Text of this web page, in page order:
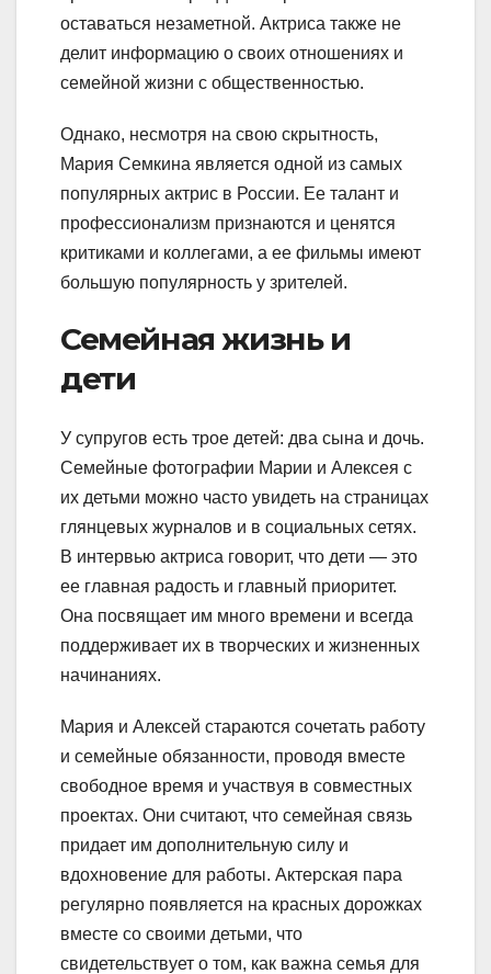
оставаться незаметной. Актриса также не
делит информацию о своих отношениях и
семейной жизни с общественностью.
Однако, несмотря на свою скрытность,
Мария Семкина является одной из самых
популярных актрис в России. Ее талант и
профессионализм признаются и ценятся
критиками и коллегами, а ее фильмы имеют
большую популярность у зрителей.
Семейная жизнь и
дети
У супругов есть трое детей: два сына и дочь.
Семейные фотографии Марии и Алексея с
их детьми можно часто увидеть на страницах
глянцевых журналов и в социальных сетях.
В интервью актриса говорит, что дети — это
ее главная радость и главный приоритет.
Она посвящает им много времени и всегда
поддерживает их в творческих и жизненных
начинаниях.
Мария и Алексей стараются сочетать работу
и семейные обязанности, проводя вместе
свободное время и участвуя в совместных
проектах. Они считают, что семейная связь
придает им дополнительную силу и
вдохновение для работы. Актерская пара
регулярно появляется на красных дорожках
вместе со своими детьми, что
свидетельствует о том, как важна семья для